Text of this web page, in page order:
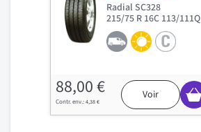
Radial SC328
215/75 R 16C 113/111Q
88,00 €
4,38 €
Voir